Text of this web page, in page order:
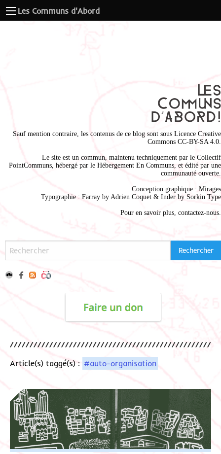
Les Communs d'Abord
Sauf mention contraire, les contenus de ce blog sont sous Licence Creative
Commons CC-BY-SA 4.0
Le site est un commun, maintenu techniquement par le Collectif
PointCommuns , hébergé par le Hébergement En Communs , et édité par une
communauté ouverte.
Conception graphique : Mirages
Typographie : Farray by Adrien Coquet & Inder by Sorkin Type
Pour en savoir plus, contactez-nous
Article(s) taggé(s) : #auto-organisation